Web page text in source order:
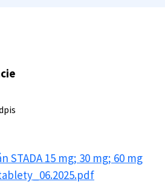
STADA 15 mg; 30 mg; 60 mg